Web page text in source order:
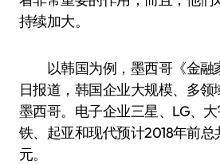
持续加大。
以韩国为例，墨西哥《金融
日报道，韩国企业大规模、多
墨西哥。电子企业三星、LG、
铁、起亚和现代预计2018年前
元。